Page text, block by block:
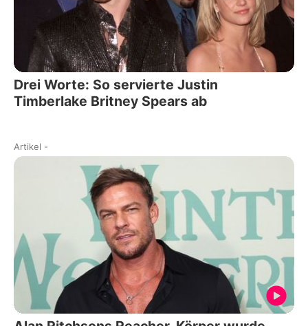
Drei Worte: So servierte Justin
Timberlake Britney Spears ab
Artikel -